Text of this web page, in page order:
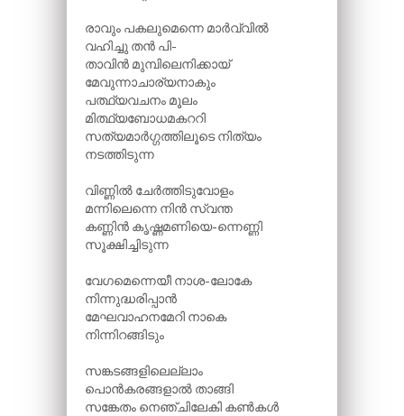
രാവും പകലുമെന്നെ മാർവ്വിൽ
വഹിച്ചു തൻ പി-
താവിൻ മുമ്പിലെനിക്കായ്
മേവുന്നാചാര്യനാകും
പത്ഥ്യവചനം മൂലം
മിത്ഥ്യബോധമകററി
സത്യമാർഗ്ഗത്തിലൂടെ നിത്യം
നടത്തിടുന്ന
വിണ്ണിൽ ചേർത്തിടുവോളം
മന്നിലെന്നെ നിൻ സ്വന്ത
കണ്ണിൻ കൃഷ്ണമണിയെ-ന്നെണ്ണി
സൂക്ഷിച്ചിടുന്ന
വേഗമെന്നെയീ നാശ-ലോകേ
നിന്നുദ്ധരിപ്പാൻ
മേഘവാഹനമേറി നാകെ
നിന്നിറങ്ങിടും
സങ്കടങ്ങളിലെല്ലാം
പൊൻകരങ്ങളാൽ താങ്ങി
സങ്കേതം നെഞ്ചിലേകി കൺകൾ